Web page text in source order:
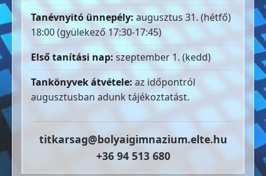
Tanévnyitó ünnepély: augusztus 31. (hétfő)
18:00 (gyülekező 17:30-17:45)
Első tanítási nap: szeptember 1. (kedd)
Tankönyvek átvétele: az időpontról
augusztusban adunk tájékoztatást.
titkarsag@bolyaigimnazium.elte.hu
+36 94 513 680